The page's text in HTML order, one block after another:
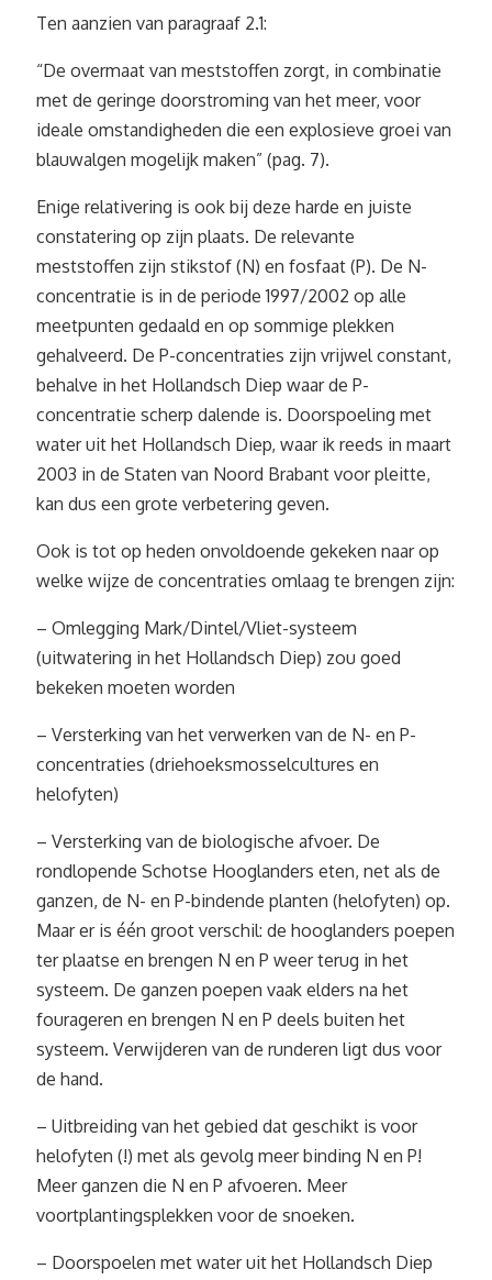
Ten aanzien van paragraaf 2.1:
“De overmaat van meststoffen zorgt, in combinatie
met de geringe doorstroming van het meer, voor
ideale omstandigheden die een explosieve groei van
blauwalgen mogelijk maken” (pag. 7).
Enige relativering is ook bij deze harde en juiste
constatering op zijn plaats. De relevante
meststoffen zijn stikstof (N) en fosfaat (P). De N-
concentratie is in de periode 1997/2002 op alle
meetpunten gedaald en op sommige plekken
gehalveerd. De P-concentraties zijn vrijwel constant,
behalve in het Hollandsch Diep waar de P-
concentratie scherp dalende is. Doorspoeling met
water uit het Hollandsch Diep, waar ik reeds in maart
2003 in de Staten van Noord Brabant voor pleitte,
kan dus een grote verbetering geven.
Ook is tot op heden onvoldoende gekeken naar op
welke wijze de concentraties omlaag te brengen zijn:
– Omlegging Mark/Dintel/Vliet-systeem
(uitwatering in het Hollandsch Diep) zou goed
bekeken moeten worden
– Versterking van het verwerken van de N- en P-
concentraties (driehoeksmosselcultures en
helofyten)
– Versterking van de biologische afvoer. De
rondlopende Schotse Hooglanders eten, net als de
ganzen, de N- en P-bindende planten (helofyten) op.
Maar er is één groot verschil: de hooglanders poepen
ter plaatse en brengen N en P weer terug in het
systeem. De ganzen poepen vaak elders na het
fourageren en brengen N en P deels buiten het
systeem. Verwijderen van de runderen ligt dus voor
de hand.
– Uitbreiding van het gebied dat geschikt is voor
helofyten (!) met als gevolg meer binding N en P!
Meer ganzen die N en P afvoeren. Meer
voortplantingsplekken voor de snoeken.
– Doorspoelen met water uit het Hollandsch Diep